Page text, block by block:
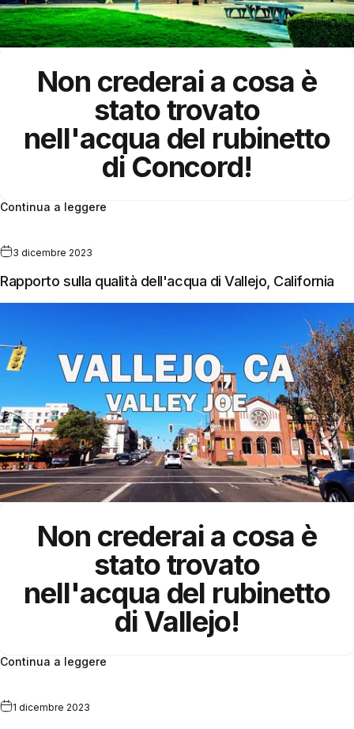
Non crederai a cosa è
stato trovato
nell'acqua del rubinetto
di Concord!
Continua a leggere
3 dicembre 2023
Rapporto sulla qualità dell'acqua di Vallejo, California
Non crederai a cosa è
stato trovato
nell'acqua del rubinetto
di Vallejo!
Continua a leggere
1 dicembre 2023